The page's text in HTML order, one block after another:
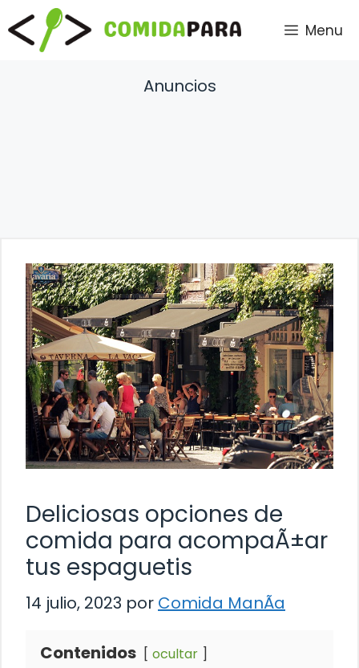
Saltar
al
contenido
Menu
Anuncios
Deliciosas opciones de
comida para acompaÃ±ar
tus espaguetis
14 julio, 2023 por Comida ManÃ­a
Contenidos ocultar